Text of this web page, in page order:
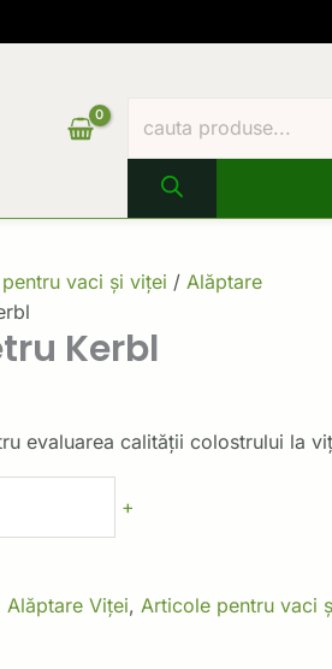
search
vaci și viței / Alăptare
Kerbl
evaluarea calității colostrului la
+
Alăptare Viței, Articole pentru vaci